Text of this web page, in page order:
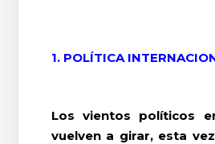
1. POLÍTICA
Los vientos políticos
vuelven a girar, esta